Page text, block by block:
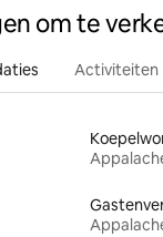
om te
Activiteiten